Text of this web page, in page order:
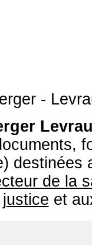
-
destinées
de la
justice et